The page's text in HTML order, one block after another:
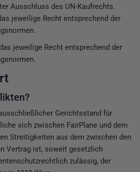
Ausschluss des UN-Kaufrechts.
jeweilige Recht entsprechend der
jeweilige Recht entsprechend der
Gerichtsstand für
sich zwischen FairPlane und dem
Streitigkeiten aus dem zwischen den
Vertrag ist, soweit gesetzlich
zulässig, der